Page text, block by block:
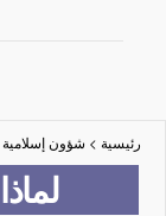
رئيسية > شؤون إسلامية